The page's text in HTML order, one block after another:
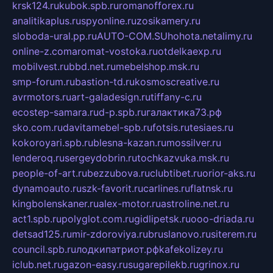
krsk124.rukubok.spb.ruromanofforex.ru
analitikaplus.ruspyonline.ruzosikamery.ru
sloboda-ural.pp.ruAUTO-COM.SUhohota.netalimy.ru
online-z.comaromat-vostoka.ruotdelkaexp.ru
mobilvest.rubbd.net.rumebelshop.msk.ru
smp-forum.rubastion-td.rukosmoscreative.ru
avrmotors.ruart-galadesign.rutiffany-c.ru
ecostep-samara.rud-p.spb.ruгалактика73.рф
sko.com.rudavitamebel-spb.rufotsis.rutesiaes.ru
kokoroyari.spb.rublesna-kazan.rumossilver.ru
lenderoq.rusergeydobrin.rutochkazvuka.msk.ru
people-of-art.rubezzubova.ruclubtibet.ruorior-aks.ru
dynamoauto.ruszk-favorit.rucarlines.ruflatnsk.ru
kingbolenskaner.rualex-motor.ruastroline.net.ru
act1.spb.rupolyglot.com.rugidlipetsk.ruooo-driada.ru
detsad125.rumir-zdoroviya.rubruslanovo.rusiterem.ru
council.spb.ruлодкипатриот.рфkafekolizey.ru
iclub.net.rugazon-easy.rusugarepilekb.rugrinox.ru